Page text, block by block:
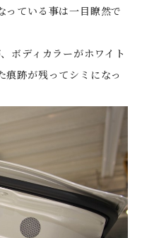
ている事は一目瞭然で
ボディカラーがホワイト
痕跡が残ってシミになっ